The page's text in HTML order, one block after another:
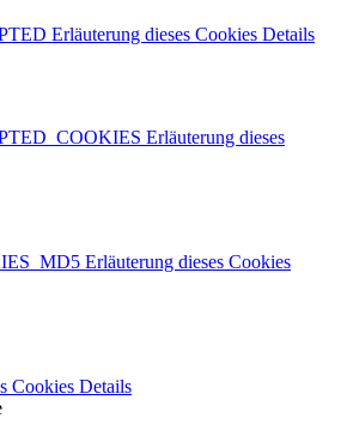
Erläuterung dieses Cookies Details
Erläuterung dieses
Erläuterung dieses Cookies
Cookies Details